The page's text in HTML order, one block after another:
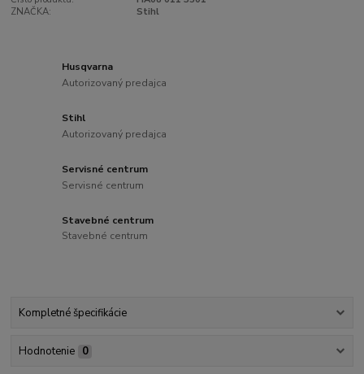
ZNAČKA:
Stihl
Husqvarna
Autorizovaný predajca
Stihl
Autorizovaný predajca
Servisné centrum
Servisné centrum
Stavebné centrum
Stavebné centrum
Kompletné špecifikácie
Hodnotenie 0